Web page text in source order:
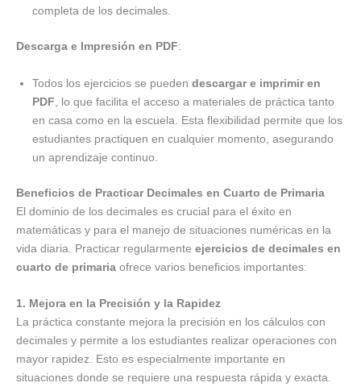
completa de los decimales.
Descarga e Impresión en PDF:
Todos los ejercicios se pueden descargar e imprimir en
PDF , lo que facilita el acceso a materiales de práctica tanto
en casa como en la escuela. Esta flexibilidad permite que los
estudiantes practiquen en cualquier momento, asegurando
un aprendizaje continuo.
Beneficios de Practicar Decimales en Cuarto de Primaria
El dominio de los decimales es crucial para el éxito en
matemáticas y para el manejo de situaciones numéricas en la
vida diaria. Practicar regularmente ejercicios de decimales en
cuarto de primaria ofrece varios beneficios importantes:
1. Mejora en la Precisión y la Rapidez
La práctica constante mejora la precisión en los cálculos con
decimales y permite a los estudiantes realizar operaciones con
mayor rapidez. Esto es especialmente importante en
situaciones donde se requiere una respuesta rápida y exacta.